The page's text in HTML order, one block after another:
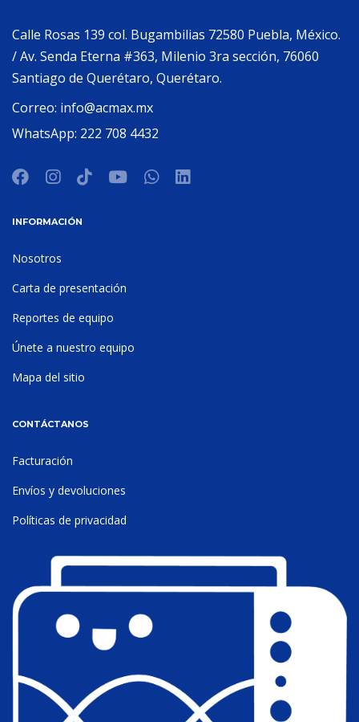
Calle Rosas 139 col. Bugambilias 72580 Puebla, México.
/ Av. Senda Eterna #363, Milenio 3ra sección, 76060
Santiago de Querétaro, Querétaro.
Correo: info@acmax.mx
WhatsApp: 222 708 4432
INFORMACIÓN
Nosotros
Carta de presentación
Reportes de equipo
Únete a nuestro equipo
Mapa del sitio
CONTÁCTANOS
Facturación
Envíos y devoluciones
Políticas de privacidad